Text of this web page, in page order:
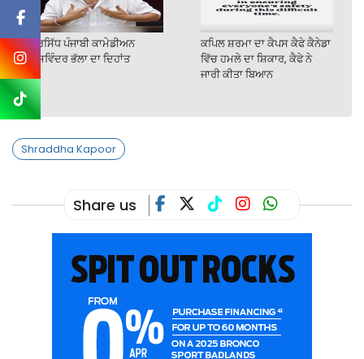
ਪ੍ਰਸਿੱਧ ਪੰਜਾਬੀ ਕਾਮੇਡੀਅਨ
ਜਸਵਿੰਦਰ ਭੱਲਾ ਦਾ ਦਿਹਾਂਤ
ਕਪਿਲ ਸ਼ਰਮਾ ਦਾ ਕੈਪਸ ਕੈਫੇ ਕੈਨੇਡਾ
ਵਿੱਚ ਹਮਲੇ ਦਾ ਸ਼ਿਕਾਰ, ਕੈਫੇ ਨੇ
ਜਾਰੀ ਕੀਤਾ ਬਿਆਨ
Shraddha Kapoor
Share us